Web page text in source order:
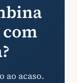
ao acaso.